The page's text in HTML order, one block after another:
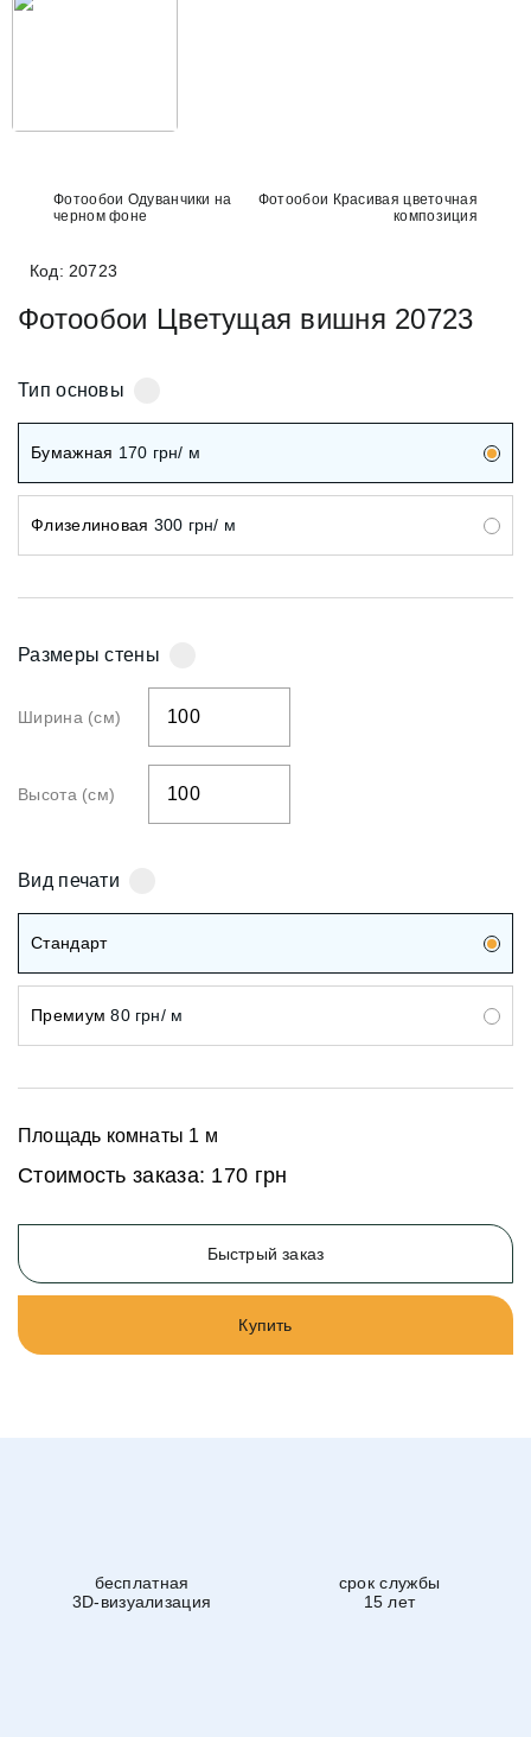
Фотообои Одуванчики на
черном фоне
Фотообои Красивая цветочная
композиция
Код: 20723
Фотообои Цветущая вишня 20723
Тип основы
Бумажная 170 грн/ м
Флизелиновая 300 грн/ м
Размеры стены
Ширина (см)
Высота (см)
Вид печати
Стандарт
Премиум 80 грн/ м
Площадь комнаты 1 м
Стоимость заказа: 170 грн
Быстрый заказ
Купить
бесплатная
3D-визуализация
срок службы
15 лет